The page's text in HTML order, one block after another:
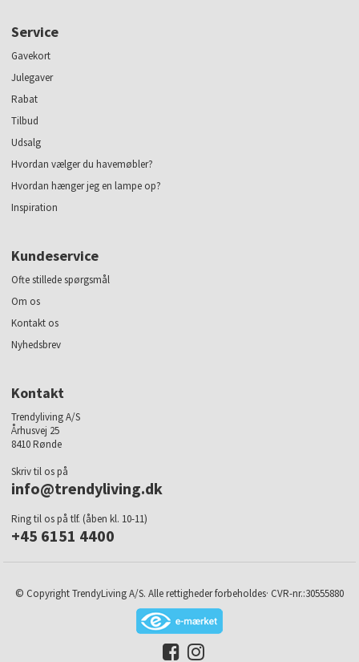
Service
Gavekort
Julegaver
Rabat
Tilbud
Udsalg
Hvordan vælger du havemøbler?
Hvordan hænger jeg en lampe op?
Inspiration
Kundeservice
Ofte stillede spørgsmål
Om os
Kontakt os
Nyhedsbrev
Kontakt
Trendyliving A/S
Århusvej 25
8410 Rønde
Skriv til os på
info@trendyliving.dk
Ring til os på tlf. (åben kl. 10-11)
+45 6151 4400
© Copyright TrendyLiving A/S. Alle rettigheder forbeholdes· CVR-nr.:30555880